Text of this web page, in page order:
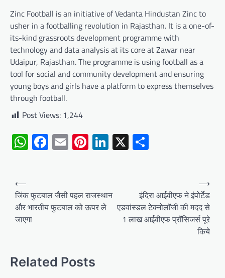
Zinc Football is an initiative of Vedanta Hindustan Zinc to
usher in a footballing revolution in Rajasthan. It is a one-of-
its-kind grassroots development programme with
technology and data analysis at its core at Zawar near
Udaipur, Rajasthan. The programme is using football as a
tool for social and community development and ensuring
young boys and girls have a platform to express themselves
through football.
Post Views: 1,244
WhatsApp
Facebook
EmailPinterest
LinkedIn
X
Post
navigation
⟵
जिंक फुटबाल जैसी पहल राजस्थान
और भारतीय फुटबाल को ऊपर ले
जाएगा
इंदिरा आईवीएफ ने इंपोर्टेड
एडवांस्डल टेक्नोलॉजी की मदद से
1 लाख आईवीएफ प्रॉसिजर्स पूरे
किये
⟶
Related Posts